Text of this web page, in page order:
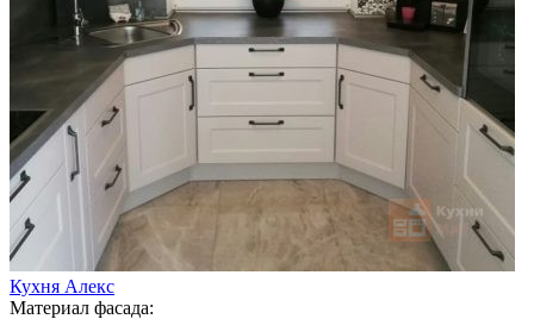
Кухня Алекс
Материал фасада: